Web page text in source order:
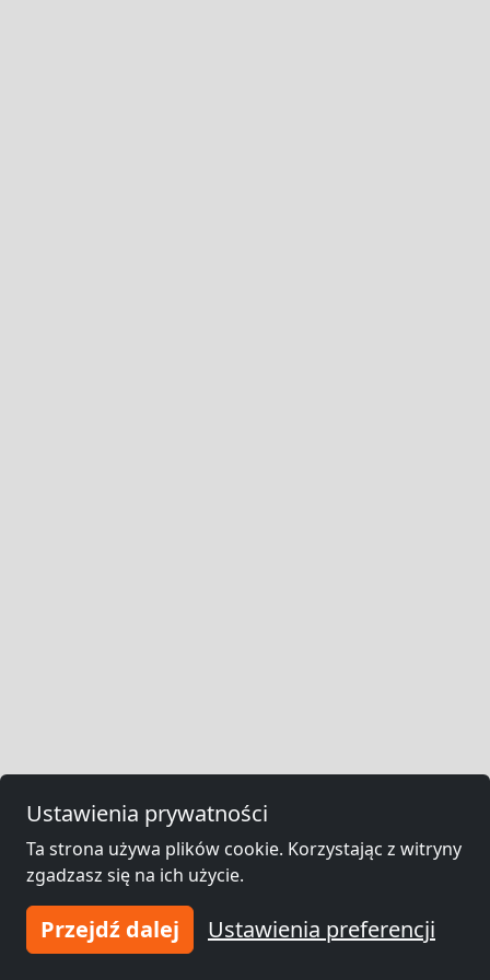
Ustawienia prywatności
Ta strona używa plików cookie. Korzystając z witryny
zgadzasz się na ich użycie.
Przejdź dalej Ustawienia preferencji